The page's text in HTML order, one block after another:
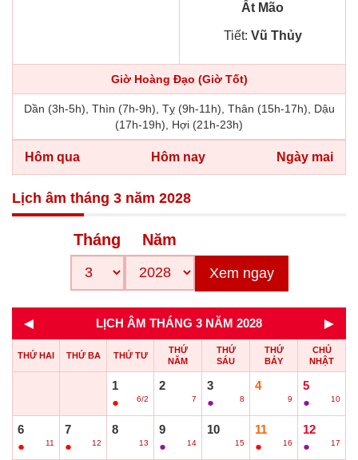
Ất Mão
Tiết: Vũ Thủy
Giờ Hoàng Đạo (Giờ Tốt)
Dần (3h-5h), Thìn (7h-9h), Tỵ (9h-11h), Thân (15h-17h), Dậu
(17h-19h), Hợi (21h-23h)
Hôm qua Hôm nay Ngày mai
Lịch âm tháng 3 năm 2028
Tháng Năm
Xem ngay
◄ LỊCH ÂM THÁNG 3 NĂM 2028 ►
THỨ HAI THỨ BA THỨ TƯ
THỨ
NĂM
THỨ
SÁU
THỨ
BẢY
CHỦ
NHẬT
1
●
6/2
2
7
3
●
8
4
9
5
●
10
6
●
11
7
●
12
8
13
9
●
14
10
15
11
●
16
12
●
17